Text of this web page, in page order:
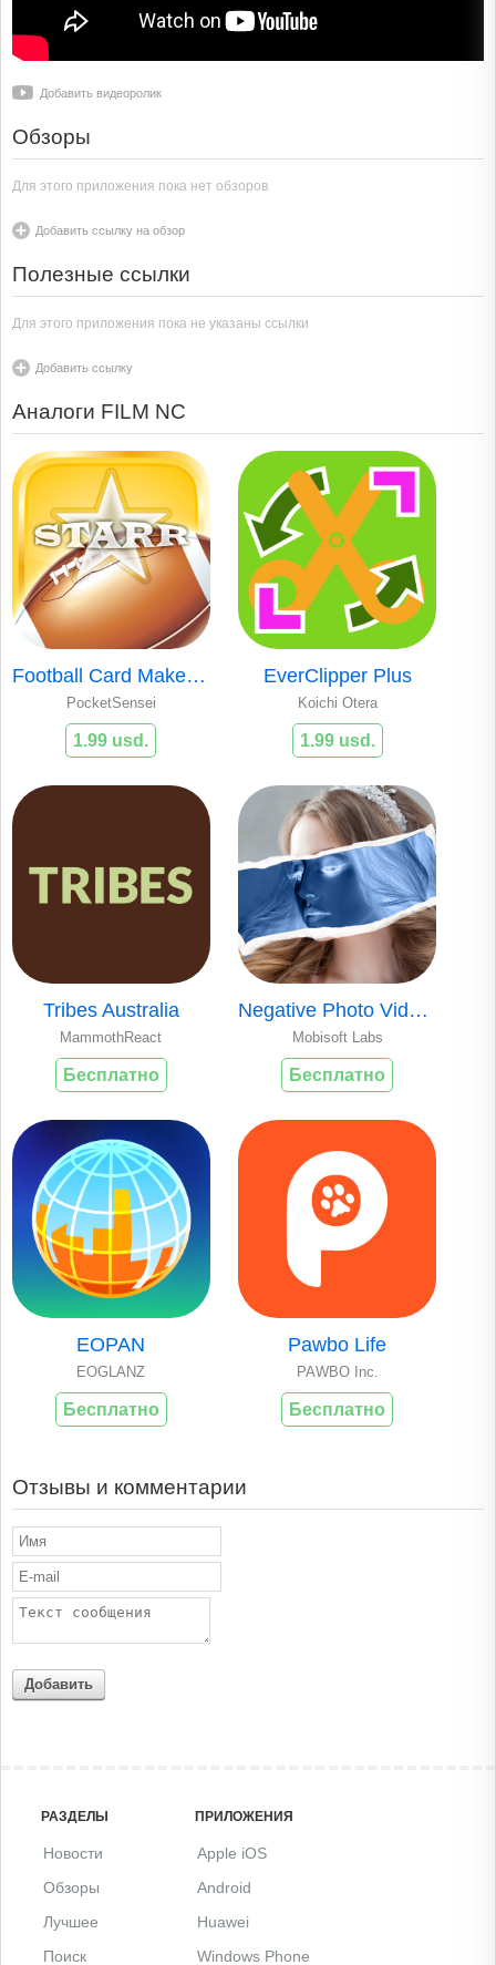
Добавить видеоролик
Обзоры
Для этого приложения пока нет обзоров
Добавить ссылку на обзор
Полезные ссылки
Для этого приложения пока не указаны ссылки
Добавить ссылку
Аналоги FILM NC
Football Card Maker - Make Your Own Starr Cards
PocketSensei
1.99 usd.
EverClipper Plus
Koichi Otera
1.99 usd.
Tribes Australia
MammothReact
Бесплатно
Negative Photo Video Stories
Mobisoft Labs
Бесплатно
EOPAN
EOGLANZ
Бесплатно
Pawbo Life
PAWBO Inc.
Бесплатно
Отзывы и комментарии
Добавить
РАЗДЕЛЫ
Новости
Обзоры
Лучшее
Поиск
ПРИЛОЖЕНИЯ
Apple iOS
Android
Huawei
Windows Phone